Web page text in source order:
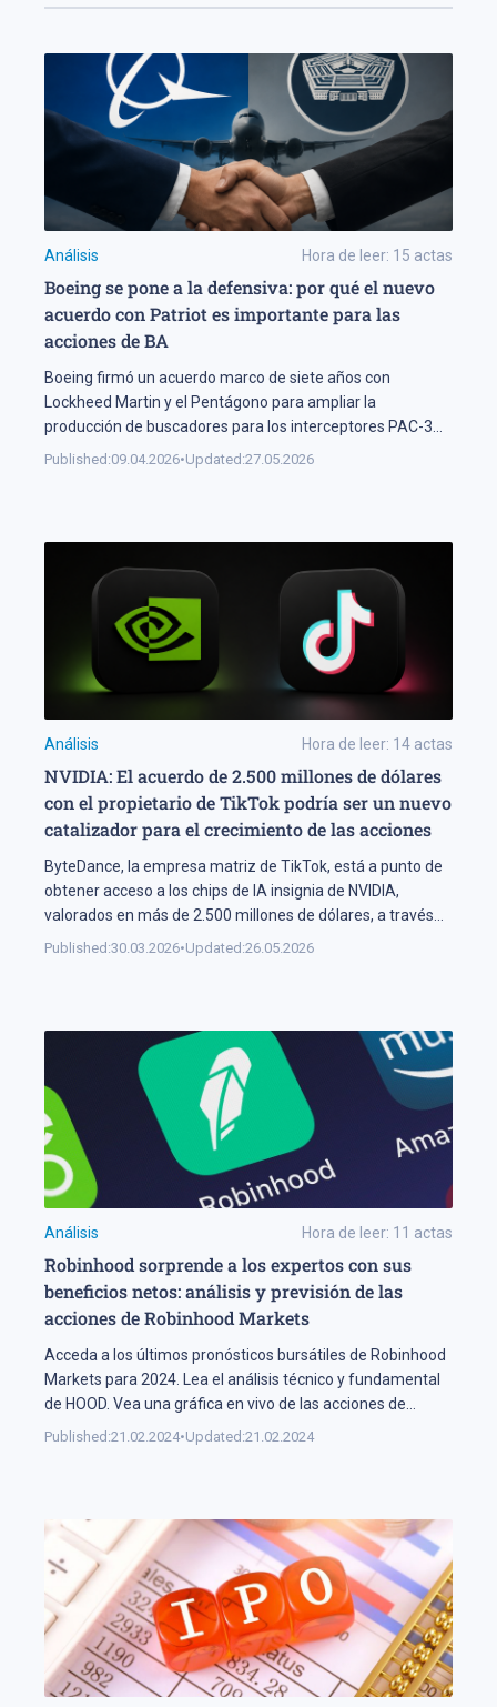
Análisis Hora de leer: 15 actas
Boeing se pone a la defensiva: por qué el nuevo
acuerdo con Patriot es importante para las
acciones de BA
Boeing firmó un acuerdo marco de siete años con
Lockheed Martin y el Pentágono para ampliar la
producción de buscadores para los interceptores PAC-3
MSE del sistema Patriot — los sistemas de guía críticos
Published:09.04.2026•Updated:27.05.2026
Análisis Hora de leer: 14 actas
NVIDIA: El acuerdo de 2.500 millones de dólares
con el propietario de TikTok podría ser un nuevo
catalizador para el crecimiento de las acciones
ByteDance, la empresa matriz de TikTok, está a punto de
obtener acceso a los chips de IA insignia de NVIDIA,
valorados en más de 2.500 millones de dólares, a través
de centros de datos en Malasia. El acuerdo indica que
Published:30.03.2026•Updated:26.05.2026
Análisis Hora de leer: 11 actas
Robinhood sorprende a los expertos con sus
beneficios netos: análisis y previsión de las
acciones de Robinhood Markets
Acceda a los últimos pronósticos bursátiles de Robinhood
Markets para 2024. Lea el análisis técnico y fundamental
de HOOD. Vea una gráfica en vivo de las acciones de
Robinhood Markets.
Published:21.02.2024•Updated:21.02.2024